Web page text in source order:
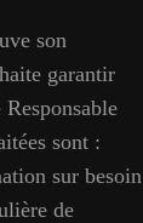
son
garantir
sont :
sur besoin
de